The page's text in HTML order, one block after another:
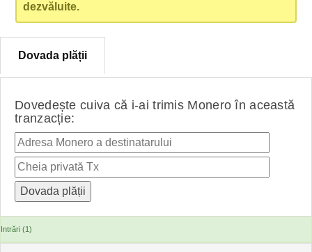
dezvăluite.
Dovada plății
Dovedește cuiva că i-ai trimis Monero în această
tranzacție:
Intrări (1)